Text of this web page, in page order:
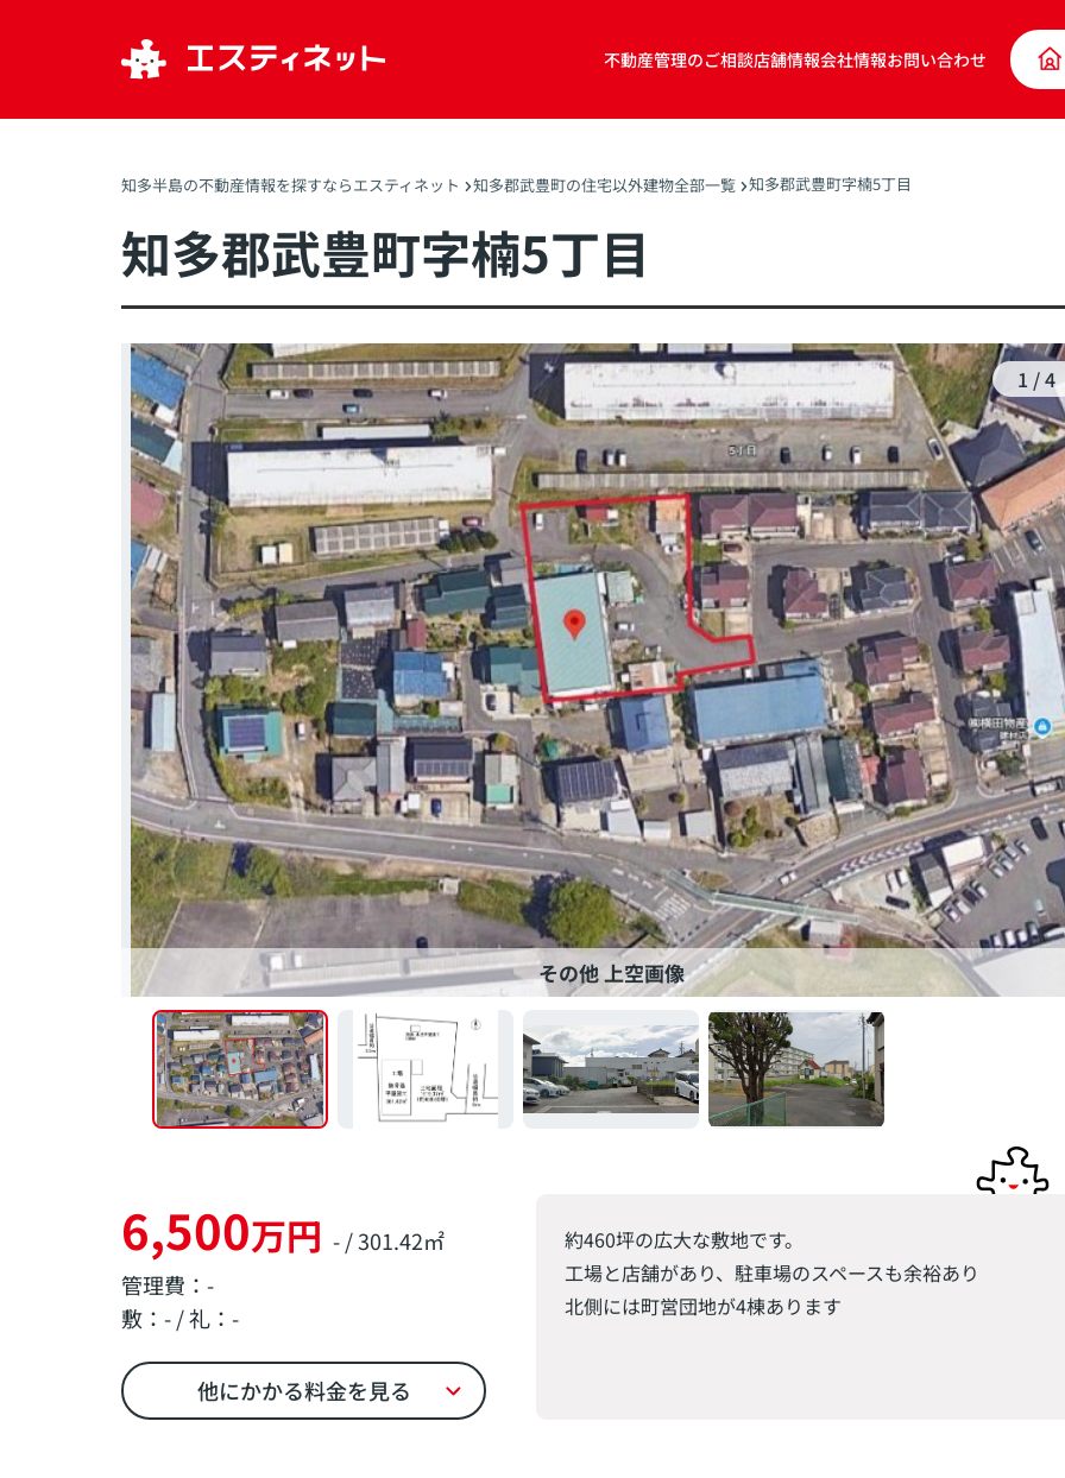
不動産管理のご相談店舗情報会社情報お問い合わせ
知多半島の不動産情報を探すならエスティネット 知多郡武豊町の住宅以外建物全部一覧 知多郡武豊町字楠5丁目
知多郡武豊町字楠5丁目
その他 上空画像
1 /4
6,500万円 - / 301.42㎡
管理費：-
敷：- / 礼：-
他にかかる料金を見る
約460坪の広大な敷地です。
工場と店舗があり、駐車場のスペースも余裕あり
北側には町営団地が4棟あります